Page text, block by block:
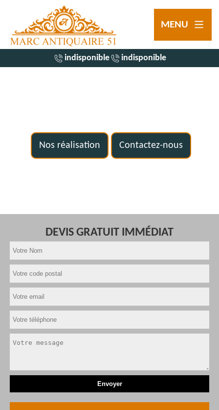
MENU
indisponible indisponible
Nos réalisation Contactez-nous
DEVIS GRATUIT IMMÉDIAT